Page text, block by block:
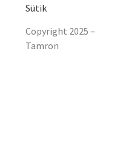
Sütik
Copyright 2025 –
Tamron